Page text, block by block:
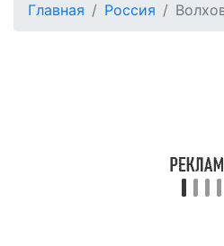
Главная Россия